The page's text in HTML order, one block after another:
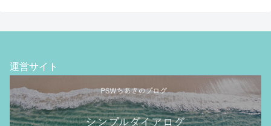
運営サイト